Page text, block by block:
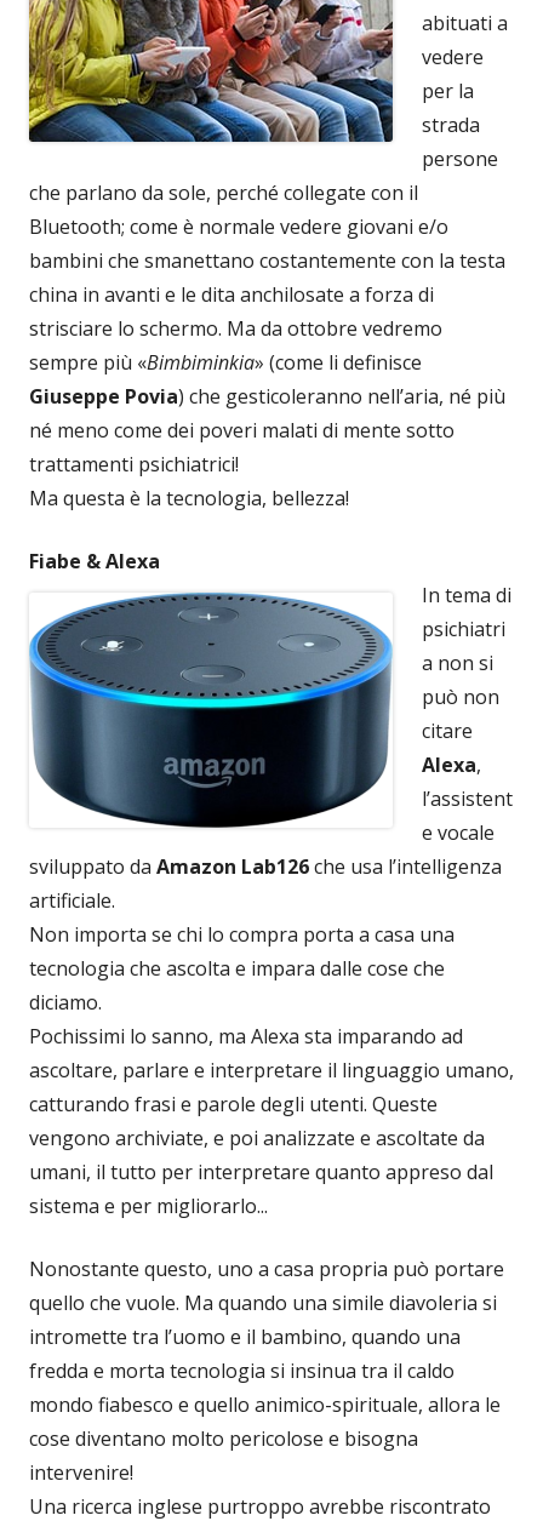
abituati a
vedere
per la
strada
persone
che parlano da sole, perché collegate con il
Bluetooth; come è normale vedere giovani e/o
bambini che smanettano costantemente con la testa
china in avanti e le dita anchilosate a forza di
strisciare lo schermo. Ma da ottobre vedremo
sempre più «Bimbiminkia» (come li definisce
Giuseppe Povia) che gesticoleranno nell’aria, né più
né meno come dei poveri malati di mente sotto
trattamenti psichiatrici!
Ma questa è la tecnologia, bellezza!
Fiabe & Alexa
In tema di
psichiatri
a non si
può non
citare
Alexa,
l’assistent
e vocale
sviluppato da Amazon Lab126che usa l’intelligenza
artificiale.
Non importa se chi lo compra porta a casa una
tecnologia che ascolta e impara dalle cose che
diciamo.
Pochissimi lo sanno, ma Alexa sta imparando ad
ascoltare, parlare e interpretare il linguaggio umano,
catturando frasi e parole degli utenti. Queste
vengono archiviate, e poi analizzate e ascoltate da
umani, il tutto per interpretare quanto appreso dal
sistema e per migliorarlo...
Nonostante questo, uno a casa propria può portare
quello che vuole. Ma quando una simile diavoleria si
intromette tra l’uomo e il bambino, quando una
fredda e morta tecnologia si insinua tra il caldo
mondo fiabesco e quello animico-spirituale, allora le
cose diventano molto pericolose e bisogna
intervenire!
Una ricerca inglese purtroppo avrebbe riscontrato